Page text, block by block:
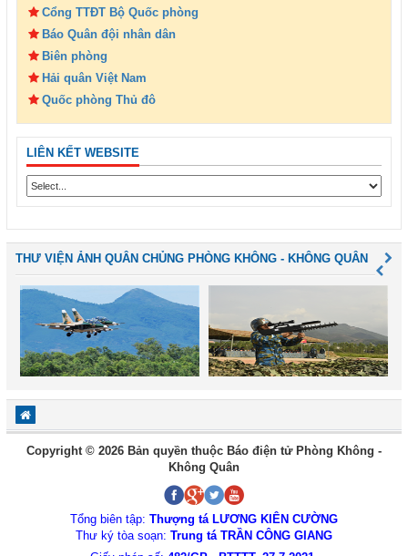
Cổng TTĐT Bộ Quốc phòng
Báo Quân đội nhân dân
Biên phòng
Hải quân Việt Nam
Quốc phòng Thủ đô
LIÊN KẾT WEBSITE
THƯ VIỆN ẢNH QUÂN CHỦNG PHÒNG KHÔNG - KHÔNG QUÂN
Copyright © 2026 Bản quyền thuộc Báo điện tử Phòng Không -
Không Quân
Tổng biên tập: Thượng tá LƯƠNG KIÊN CƯỜNG
Thư ký tòa soạn: Trung tá TRẦN CÔNG GIANG